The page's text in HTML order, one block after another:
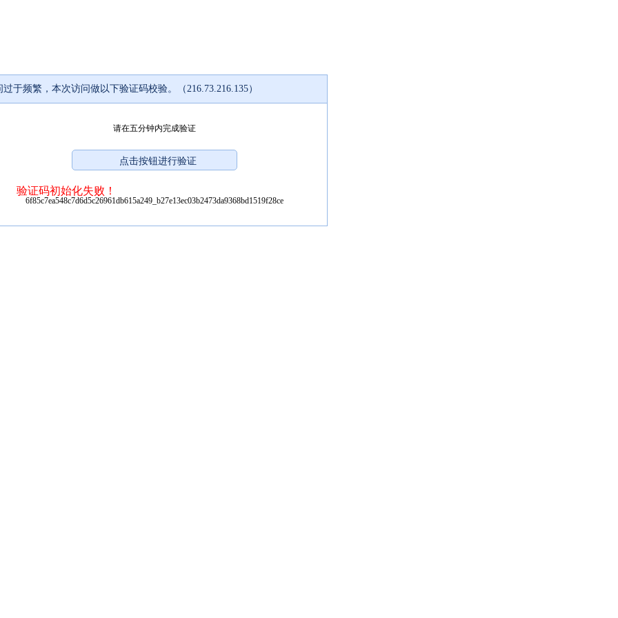
过于频繁，本次访问做以下验证码校验。（216.73.216.135）
请在五分钟内完成验证
验证码初始化失败！
6f85c7ea548c7d6d5c26961db615a249_b27e13ec03b2473da9368bd1519f28ce